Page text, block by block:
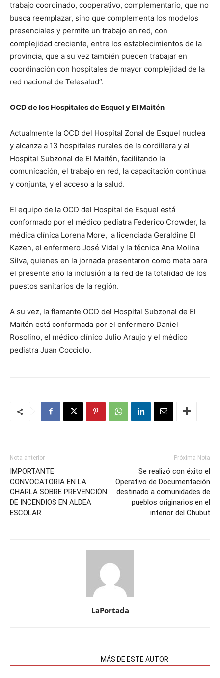
trabajo coordinado, cooperativo, complementario, que no
busca reemplazar, sino que complementa los modelos
presenciales y permite un trabajo en red, con
complejidad creciente, entre los establecimientos de la
provincia, que a su vez también pueden trabajar en
coordinación con hospitales de mayor complejidad de la
red nacional de Telesalud”.
OCD de los Hospitales de Esquel y El Maitén
Actualmente la OCD del Hospital Zonal de Esquel nuclea
y alcanza a 13 hospitales rurales de la cordillera y al
Hospital Subzonal de El Maitén, facilitando la
comunicación, el trabajo en red, la capacitación continua
y conjunta, y el acceso a la salud.
El equipo de la OCD del Hospital de Esquel está
conformado por el médico pediatra Federico Crowder, la
médica clínica Lorena More, la licenciada Geraldine El
Kazen, el enfermero José Vidal y la técnica Ana Molina
Silva, quienes en la jornada presentaron como meta para
el presente año la inclusión a la red de la totalidad de los
puestos sanitarios de la región.
A su vez, la flamante OCD del Hospital Subzonal de El
Maitén está conformada por el enfermero Daniel
Rosolino, el médico clínico Julio Araujo y el médico
pediatra Juan Cocciolo.
Nota anterior
IMPORTANTE
CONVOCATORIA EN LA
CHARLA SOBRE PREVENCIÓN
DE INCENDIOS EN ALDEA
ESCOLAR
Próxima Nota
Se realizó con éxito el
Operativo de Documentación
destinado a comunidades de
pueblos originarios en el
interior del Chubut
LaPortada
MÁS DE ESTE AUTOR